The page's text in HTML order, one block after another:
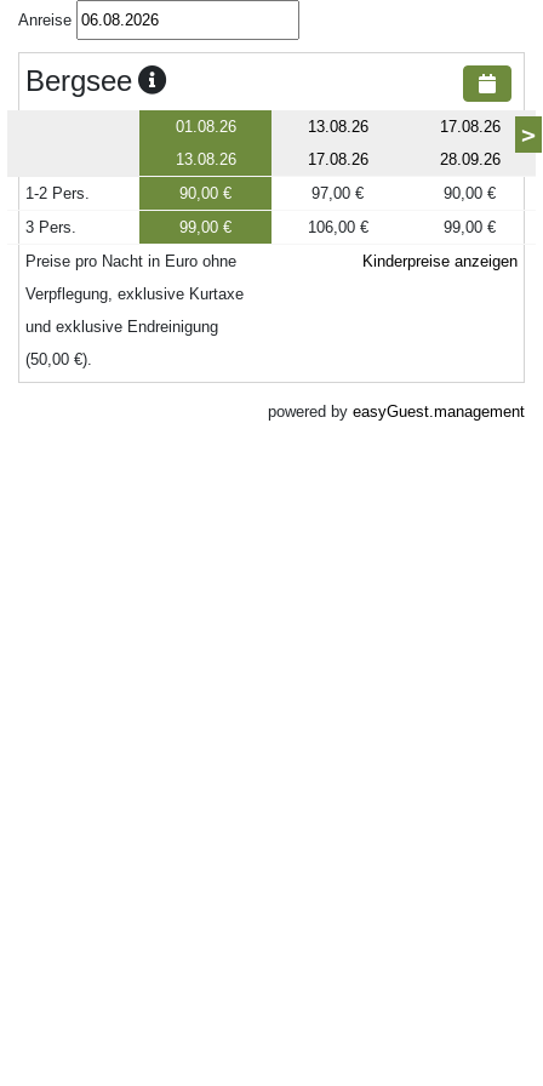
Anreise
Bergsee
>
01.08.26
13.08.26
13.08.26
17.08.26
17.08.26
28.09.26
1-2 Pers.
90,00 € 97,00 €
90,00 €
3 Pers.
99,00 € 106,00 €
99,00 €
Preise pro Nacht in Euro ohne
Verpflegung, exklusive Kurtaxe
und exklusive Endreinigung
(50,00 €).
Kinderpreise anzeigen
powered by easyGuest.management